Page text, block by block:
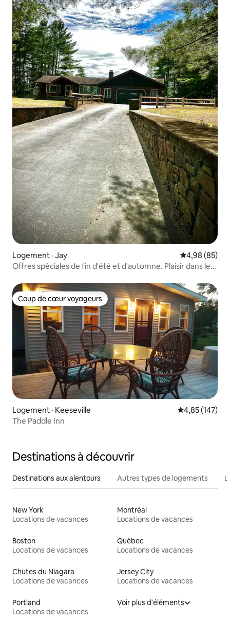
Logement · Jay Note
4,98 (85)
Offres spéciales de fin d'été et d'automne. Plaisir dans les
Coup de cœur voyageurs
Coup de cœur voyageurs
Logement · Keeseville Note
4,85 (147)
The Paddle Inn
Destinations à découvrir
Destinations aux alentours Autres types de logements
New York
Locations de vacances
Montréal
Locations de vacances
Boston
Locations de vacances
Québec
Locations de vacances
Chutes du Niagara
Locations de vacances
Jersey City
Locations de vacances
Portland
Locations de vacances
Voir plus d'éléments